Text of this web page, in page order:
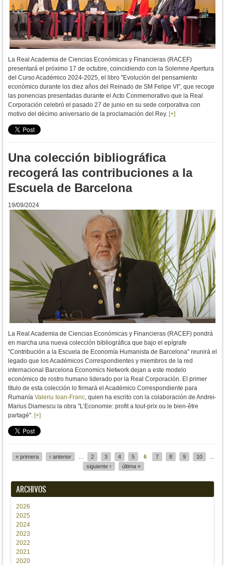
La Real Academia de Ciencias Económicas y Financieras (RACEF)
presentará el próximo 17 de octubre, coincidiendo con la Solemne Apertura
del Curso Académico 2024-2025, el libro "Evolución del pensamiento
económico durante los diez años del Reinado de SM Felipe VI", que recoge
las ponencias presentadas durante el Acto Conmemorativo que la Real
Corporación celebró el pasado 27 de junio en su sede corporativa con
motivo del décimo aniversario de la proclamación del Rey. [+]
Una colección bibliográfica
recogerá las contribuciones a la
Escuela de Barcelona
19/09/2024
La Real Academia de Ciencias Económicas y Financieras (RACEF) pondrá
en marcha una nueva colección bibliográfica que bajo el epígrafe
"Contribución a la Escuela de Economía Humanista de Barcelona" reunirá el
legado que los Académicos Correspondientes y miembros de la red
internacional Barcelona Economics Network dejan a este modelo
económico de rostro humano liderado por la Real Corporación. El primer
título de esta colección lo firmará el Académico Correspondiente para
Rumanía Valeriu Ioan-Franc, quien ha escrito con la colaboración de Andrei-
Marius Diamescu la obra "L’Economie: profit a tout-prix ou le bien-être
partagé". [+]
« primera ‹ anterior 2 3 4 5 6 7 8 9 10
siguiente ›
última »
ARCHIVOS
2026
2025
2024
2023
2022
2021
2020